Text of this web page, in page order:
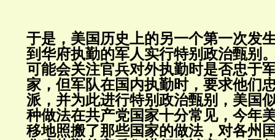
于是，美国历史上的另一个第一次发
到华府执勤的军人实行特别政治甄别
可能会关注官兵对外执勤时是否忠于
家，但军队在国内执勤时，要求他们
派，并为此进行特别政治甄别，美国
种做法在共产党国家十分常见，今年
移地照搬了那些国家的做法，对各州